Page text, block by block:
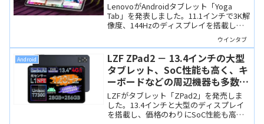
機能も充実
LenovoがAndroidタブレット「Yoga
Tab」を発表しました。11.1インチで3K解
像度、144Hzのディスプレイを搭載し、
SoCはSnapdragon 8 Gen 3とハイエンド
なスペックです。高品質なペン入力にも
対応するので、クリエイターにも向きま
す。
ウインタブ
Android
LZF ZPad2 － 13.4インチの大型
タブレット、SoC性能も高く、キ
ーボードなどの周辺機器も多数セ
ットされています
LZFがタブレット「ZPad2」を発売しま
した。13.4インチと大型のディスプレイ
を搭載し、価格のわりにSoC性能も高め